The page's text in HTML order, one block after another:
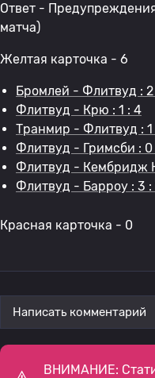
Ответ -
матча)
Желтая карточка - 6
Бромлей - Флитвуд : 2
Флитвуд - Крю : 1 : 4
Транмир - Флитвуд : 1
Флитвуд - Гримсби : 0
Флитвуд - Кембридж
Флитвуд - Барроу : 3 :
Красная карточка - 0
Написать комментарий
ВНИМАНИЕ: